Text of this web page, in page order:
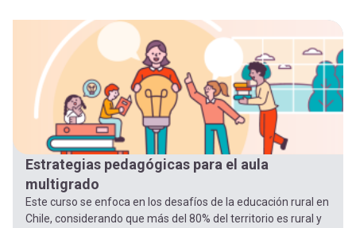
cuenta
Mobile]
Menú
entrar
navegación
Estrategias pedagógicas para el aula
multigrado
Este curso se enfoca en los desafíos de la educación rural en
Chile, considerando que más del 80% del territorio es rural y